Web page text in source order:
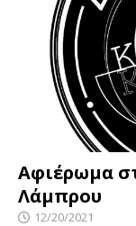
Αφιέρωμα
Λάμπρου
12/20/2021